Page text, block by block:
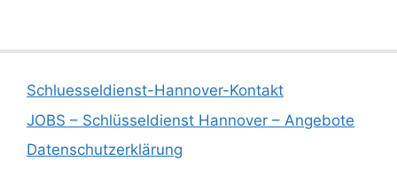
Schluesseldienst-Hannover-Kontakt
JOBS – Schlüsseldienst Hannover – Angebote
Datenschutzerklärung